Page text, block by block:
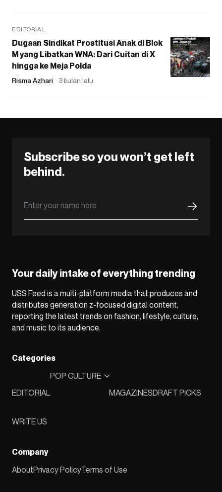
EDITORIAL
Dugaan Sindikat Prostitusi Anak di Blok
M yang Libatkan WNA: Dari Cuitan di X
hingga ke Meja Polda
Risma Azhari 3 bulan lalu
Subscribe so you won’t get left
behind.
Your daily intake of everything trending
USS Feed is a multi-platform media that produces and
distributes generation z-focused digital content,
reporting the latest trends on fashion, lifestyle, culture,
and music to its audience.
Categories
EDITORIAL
POP CULTURE
MAGAZINESDRAFT PICKS
WRITE US
Company
AboutPrivacy PolicyTerms of Use